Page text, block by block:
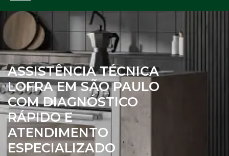
ASSISTÊNCIA TÉCNICA
LOFRA EM SÃO PAULO
COM DIAGNÓSTICO
RÁPIDO E
ATENDIMENTO
ESPECIALIZADO